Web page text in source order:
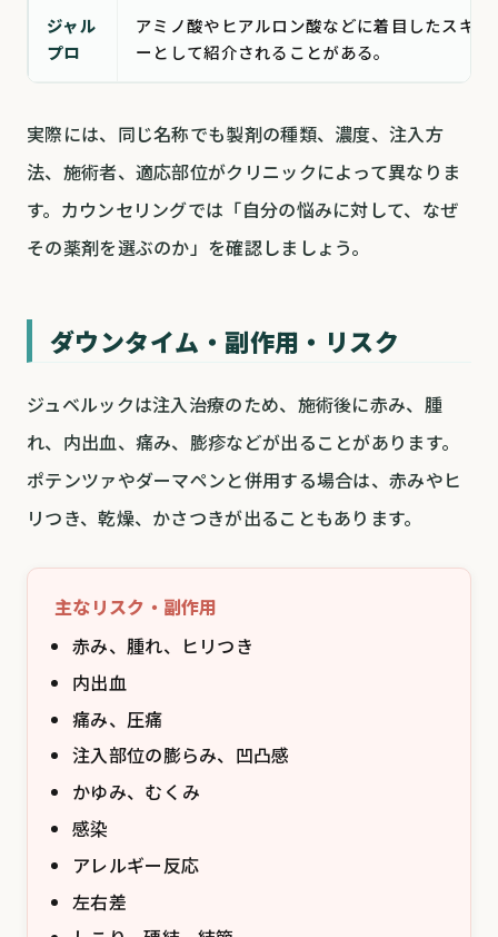
ジャル
プロ
アミノ酸やヒアルロン酸などに着目したスキン
ーとして紹介されることがある。
実際には、同じ名称でも製剤の種類、濃度、注入方
法、施術者、適応部位がクリニックによって異なりま
す。カウンセリングでは「自分の悩みに対して、なぜ
その薬剤を選ぶのか」を確認しましょう。
ダウンタイム・副作用・リスク
ジュベルックは注入治療のため、施術後に赤み、腫
れ、内出血、痛み、膨疹などが出ることがあります。
ポテンツァやダーマペンと併用する場合は、赤みやヒ
リつき、乾燥、かさつきが出ることもあります。
主なリスク・副作用
赤み、腫れ、ヒリつき
内出血
痛み、圧痛
注入部位の膨らみ、凹凸感
かゆみ、むくみ
感染
アレルギー反応
左右差